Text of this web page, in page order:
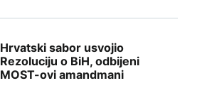
Hrvatski sabor usvojio
Rezoluciju o BiH, odbijeni
MOST-ovi amandmani